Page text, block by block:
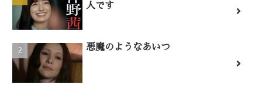
人です
悪魔のようなあいつ